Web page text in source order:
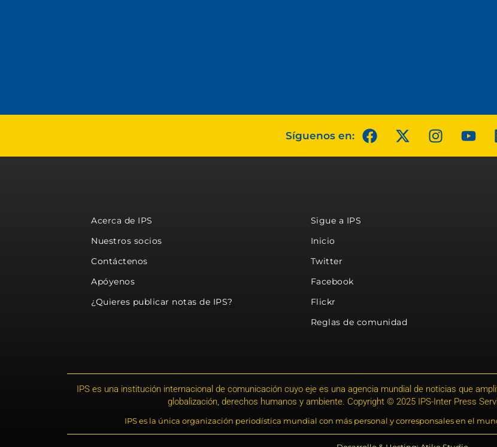
Síguenos en:
Acerca de IPS
Nuestros socios
Contáctenos
Apóyenos
¿Quieres publicar notas de IPS?
Sigue a IPS
Inicio
Twitter
Facebook
Flickr
Reglas de comunidad
IPS es una institución internacional de comunicación cuyo eje es una agencia mundial de noticias que
globalización, derechos humanos y ambiente. Copyright © 2025 IPS-Inter Press
IPS es la única organización periodística mundial con más personal y corresponsales en el